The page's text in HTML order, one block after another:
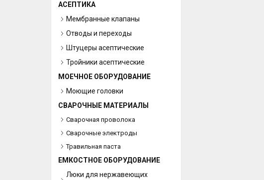
АСЕПТИКА
Мембранные клапаны
Отводы и переходы
Штуцеры асептические
Тройники асептические
МОЕЧНОЕ ОБОРУДОВАНИЕ
Моющие головки
СВАРОЧНЫЕ МАТЕРИАЛЫ
Сварочная проволока
Сварочные электроды
Травильная паста
ЕМКОСТНОЕ ОБОРУДОВАНИЕ
Люки для нержавеющих